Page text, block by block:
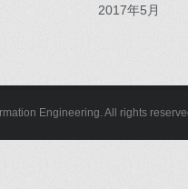
2017年5月
Engineering. All rights